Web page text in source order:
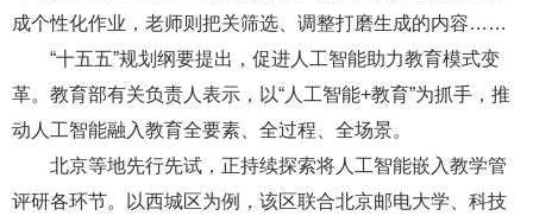
成个性化作业，老师则把关筛选、调整打磨生成的内容……
“十五五”规划纲要提出，促进人工智能助力教育模式变
革。教育部有关负责人表示，以“人工智能+教育”为抓手，推
动人工智能融入教育全要素、全过程、全场景。
北京等地先行先试，正持续探索将人工智能嵌入教学管
评研各环节。以西城区为例，该区联合北京邮电大学、科技